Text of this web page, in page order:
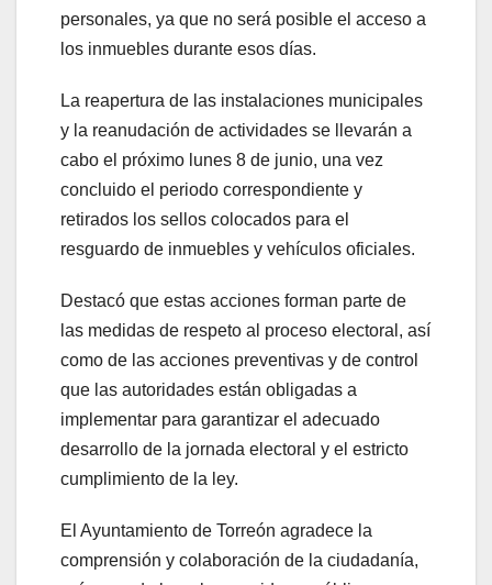
personales, ya que no será posible el acceso a
los inmuebles durante esos días.
La reapertura de las instalaciones municipales
y la reanudación de actividades se llevarán a
cabo el próximo lunes 8 de junio, una vez
concluido el periodo correspondiente y
retirados los sellos colocados para el
resguardo de inmuebles y vehículos oficiales.
Destacó que estas acciones forman parte de
las medidas de respeto al proceso electoral, así
como de las acciones preventivas y de control
que las autoridades están obligadas a
implementar para garantizar el adecuado
desarrollo de la jornada electoral y el estricto
cumplimiento de la ley.
El Ayuntamiento de Torreón agradece la
comprensión y colaboración de la ciudadanía,